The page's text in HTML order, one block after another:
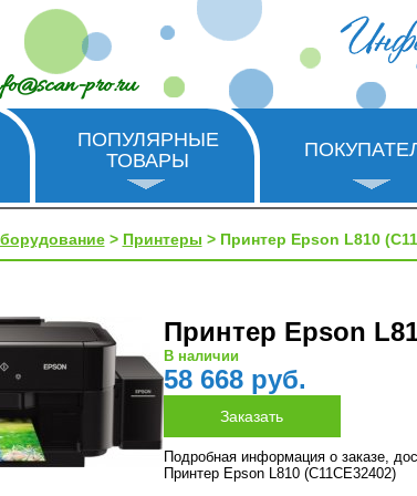
pro.ru
ПОПУЛЯРНЫЕ
ТОВАРЫ
> Принтеры > Принтер Epson L810
Принтер Epson
В наличии
58 668 руб.
Подробная информация о заказе,
Принтер Epson L810 (C11CE32402)